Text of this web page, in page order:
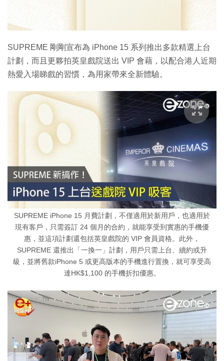
SUPREME 剛剛宣布為 iPhone 15 系列推出多款精選上台
計劃，而且更夥拍英皇戲院送出 VIP 會藉，以配合港人近期
熱愛入場睇戲的習慣，為用家帶來全新體驗。
SUPREME iPhone 15 月費計劃，不僅適用於新用戶，也適用於
現有客戶，只需簽訂 24 個月的合約，就能享受到實惠的手機優
惠，並這項計劃還包括英皇戲院的 VIP 會員資格。此外，
SUPREME 還推出「一換一」計劃，用戶只需上台、續約或升
級，並將舊款iPhone 5 或更高版本的手機進行置換，就可享受高
達HK$1,100 的手機折扣優惠。